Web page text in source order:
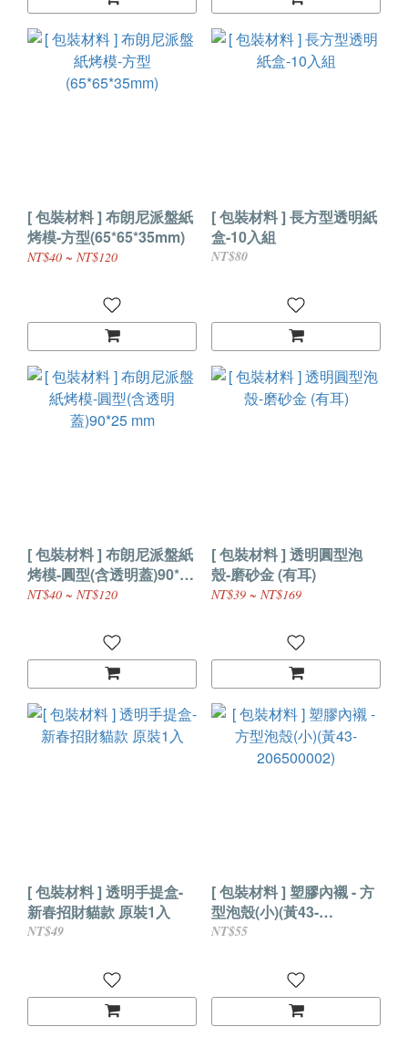
[ 包裝材料 ] 布朗尼派盤紙
烤模-方型(65*65*35mm)
NT$40 ~ NT$120
[ 包裝材料 ] 長方型透明紙
盒-10入組
NT$80
[ 包裝材料 ] 布朗尼派盤紙
烤模-圓型(含透明蓋)90*25
mm
NT$40 ~ NT$120
[ 包裝材料 ] 透明圓型泡
殼-磨砂金 (有耳)
NT$39 ~ NT$169
[ 包裝材料 ] 透明手提盒-
新春招財貓款 原裝1入
NT$49
[ 包裝材料 ] 塑膠內襯 - 方
型泡殼(小)(黃43-
206500002)
NT$55